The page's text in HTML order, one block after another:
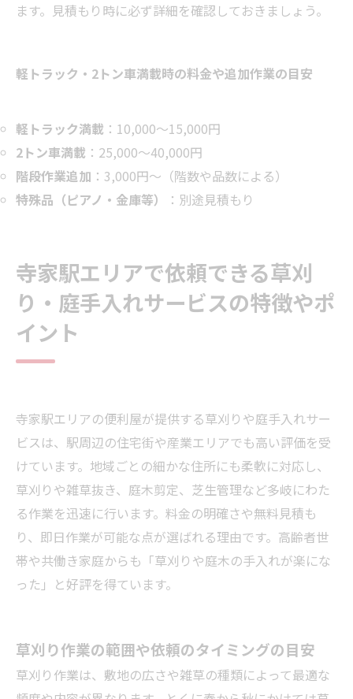
ます。見積もり時に必ず詳細を確認しておきましょう。
軽トラック・2トン車満載時の料金や追加作業の目安
軽トラック満載 ：10,000～15,000円
2トン車満載 ：25,000～40,000円
階段作業追加 ：3,000円～（階数や品数による）
特殊品（ピアノ・金庫等）
：別途見積もり
寺家駅エリアで依頼できる草刈
り・庭手入れサービスの特徴やポ
イント
寺家駅エリアの便利屋が提供する草刈りや庭手入れサー
ビスは、駅周辺の住宅街や産業エリアでも高い評価を受
けています。地域ごとの細かな住所にも柔軟に対応し、
草刈りや雑草抜き、庭木剪定、芝生管理など多岐にわた
る作業を迅速に行います。料金の明確さや無料見積も
り、即日作業が可能な点が選ばれる理由です。高齢者世
帯や共働き家庭からも「草刈りや庭木の手入れが楽にな
った」と好評を得ています。
草刈り作業の範囲や依頼のタイミングの目安
草刈り作業は、敷地の広さや雑草の種類によって最適な